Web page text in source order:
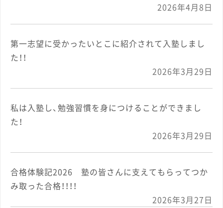
2026年4月8日
第一志望に受かったいとこに紹介されて入塾しまし
た！！
2026年3月29日
私は入塾し、勉強習慣を身につけることができまし
た！
2026年3月29日
合格体験記2026 塾の皆さんに支えてもらってつか
み取った合格！！！！
2026年3月27日